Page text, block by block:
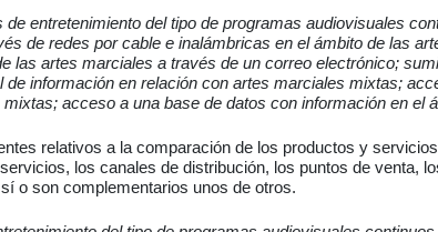
de entretenimiento del tipo de programas audiovisuales
de redes por cable e inalámbricas en el ámbito de las
las artes marciales a través de un correo electrónico;
de información en relación con artes marciales mixtas;
acceso a una base de datos con información en el
relativos a la comparación de los productos y
los canales de distribución, los puntos de venta,
o son complementarios unos de otros.